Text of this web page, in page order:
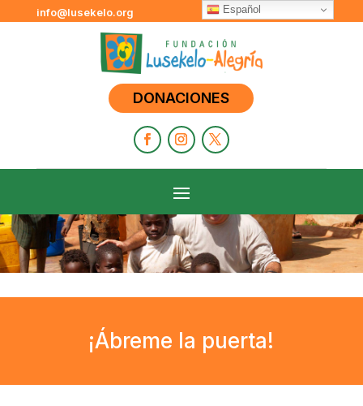
info@lusekelo.org
DONACIONES
¡Ábreme la puerta!
Español